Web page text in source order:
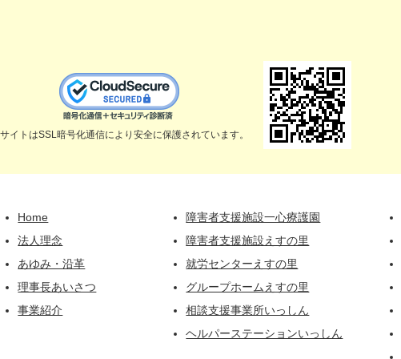
イトはSSL暗号化通信により安全に保護されています。
Home
法人理念
あゆみ・沿革
理事長あいさつ
事業紹介
障害者支援施設一心療護園
障害者支援施設えすの里
就労センターえすの里
グループホームえすの里
相談支援事業所いっしん
ヘルパーステーションいっしん